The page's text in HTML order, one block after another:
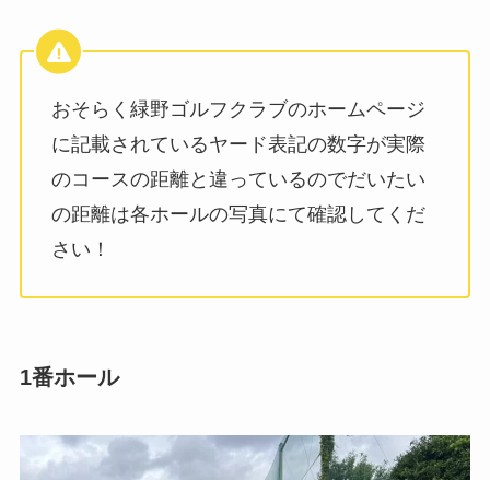
おそらく緑野ゴルフクラブのホームページ
に記載されているヤード表記の数字が実際
のコースの距離と違っているのでだいたい
の距離は各ホールの写真にて確認してくだ
さい！
1番ホール